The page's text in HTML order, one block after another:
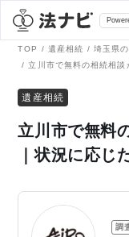
全て
刑事事件
弁護士を探す
TOP 遺産相続
埼玉県
遺産相続
立川市で無料
｜状況に応じ
調